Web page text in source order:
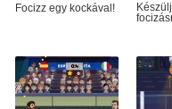
Focizz egy kockával!